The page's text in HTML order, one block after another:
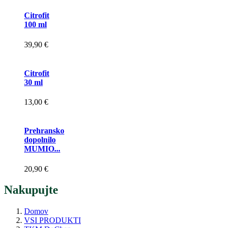
Citrofit
100 ml
39,90 €
Citrofit
30 ml
13,00 €
Prehransko
dopolnilo
MUMIO...
20,90 €
Nakupujte
Domov
VSI PRODUKTI